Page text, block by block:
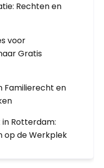
Rechten en
voor
Gratis
Familierecht en
Rotterdam:
op de Werkplek